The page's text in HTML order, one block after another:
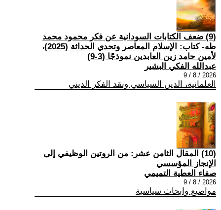
(9) ضعف الكتابات السودانية عن فكر محمود محمد
طه- كتاب: الإسلام المعاصر وتحدي الحداثة (2025)،
لأمين حامد زين العابدين نموذجًا (3-9)
عبدالله الفكي البشير
2026 / 8 / 9
العلمانية، الدين السياسي ونقد الفكر الديني
(10) المقال الثامن عشر: من الروتين الوظيفي إلى
الإنجاز المؤسسي
صفاء العطية التميمي
2026 / 8 / 9
مواضيع وابحاث سياسية